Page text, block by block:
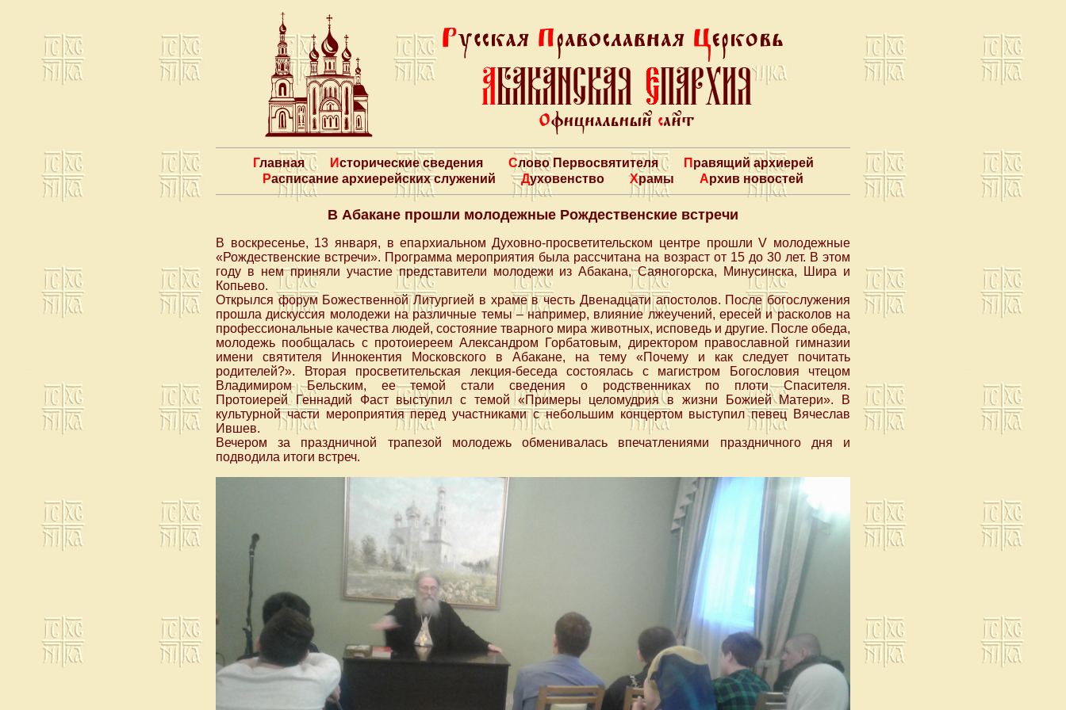
Главная Исторические сведения Слово Первосвятителя
Правящий архиерей
Расписание архиерейских служений
Духовенство Храмы Архив новостей
В Абакане прошли молодежные Рождественские встречи
В воскресенье, 13 января, в епархиальном Духовно-просветительском центре прошли V молодежные
«Рождественские встречи». Программа мероприятия была рассчитана на возраст от 15 до 30 лет. В этом
году в нем приняли участие представители молодежи из Абакана, Саяногорска, Минусинска, Шира и
Копьево.
Открылся форум Божественной Литургией в храме в честь Двенадцати апостолов. После богослужения
прошла дискуссия молодежи на различные темы – например, влияние лжеучений, ересей и расколов на
профессиональные качества людей, состояние тварного мира животных, исповедь и другие. После обеда,
молодежь пообщалась с протоиереем Александром Горбатовым, директором православной гимназии
имени святителя Иннокентия Московского в Абакане, на тему «Почему и как следует почитать
родителей?». Вторая просветительская лекция-беседа состоялась с магистром Богословия чтецом
Владимиром Бельским, ее темой стали сведения о родственниках по плоти Спасителя.
Протоиерей Геннадий Фаст выступил с темой «Примеры целомудрия в жизни Божией Матери». В
культурной части мероприятия перед участниками с небольшим концертом выступил певец Вячеслав
Ившев.
Вечером за праздничной трапезой молодежь обменивалась впечатлениями праздничного дня и
подводила итоги встреч.